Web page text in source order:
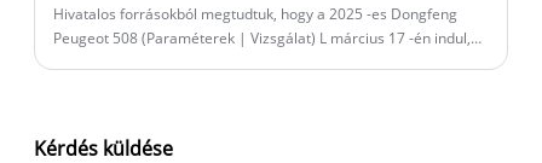
hivatalosan 2025 májusában indítható.
Hivatalos forrásokból megtudtuk, hogy a 2025 -es Dongfeng
Peugeot 508 (Paraméterek | Vizsgálat) L március 17 -én indul,
Kérdés küldése